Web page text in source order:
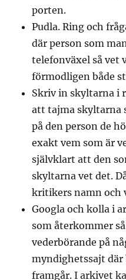
porten.
Pudla. Ring och
där person som
telefonväxel så vet
förmodligen både
Skriv in skyltarna i
att tajma skyltarna
på den person de
exakt vem som är
självklart att den
skyltarna vet det.
kritikers namn och
Googla och kolla i
som återkommer
vederbörande på
myndighetssajt
framgår. I arkivet